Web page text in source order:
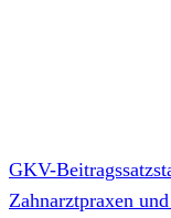
GKV-
Zahnarztpraxen